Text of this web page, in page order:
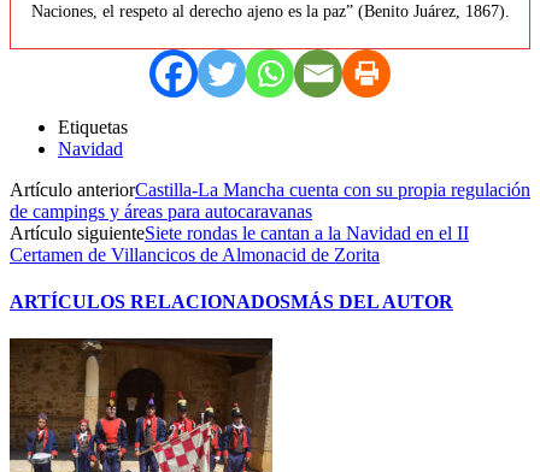
Naciones, el respeto al derecho ajeno es la paz” (Benito Juárez, 1867).
Etiquetas
Navidad
Artículo anteriorCastilla-La Mancha cuenta con su propia regulación
de campings y áreas para autocaravanas
Artículo siguienteSiete rondas le cantan a la Navidad en el II
Certamen de Villancicos de Almonacid de Zorita
ARTÍCULOS RELACIONADOSMÁS DEL AUTOR